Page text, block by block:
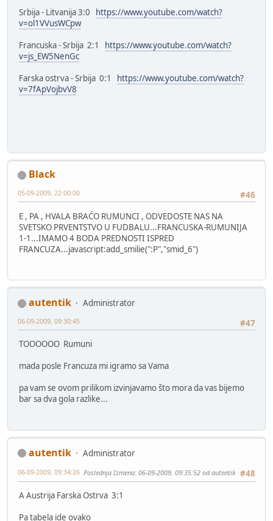
Srbija - Litvanija 3:0 https://www.youtube.com/watch?
v=ol1VVusWCpw
Francuska - Srbija 2:1 https://www.youtube.com/watch?
v=js_EW5NenGc
Farska ostrva - Srbija 0:1 https://www.youtube.com/watch?
v=7fApVojbvV8
Black
#46
05-09-2009, 22:00:00
E , PA , HVALA BRAĆO RUMUNCI , ODVEDOSTE NAS NA
SVETSKO PRVENTSTVO U FUDBALU...FRANCUSKA-RUMUNIJA
1-1...IMAMO 4 BODA PREDNOSTI ISPRED
FRANCUZA...javascript:add_smilie(":P","smid_6")
autentik
Administrator
#47
06-09-2009, 09:30:45
TOOOOOO Rumuni
mada posle Francuza mi igramo sa Vama
pa vam se ovom prilikom izvinjavamo što mora da vas bijemo
bar sa dva gola razlike...
autentik
Administrator
#48
06-09-2009, 09:34:26 Poslednja Izmena: 06-09-2009, 09:35:52 od autentik
A Austrija Farska Ostrva 3:1
Pa tabela ide ovako